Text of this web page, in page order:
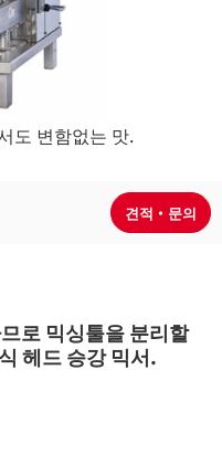
도 변함없는 맛.
로 믹싱툴을 분리할
헤드 승강 믹서.​